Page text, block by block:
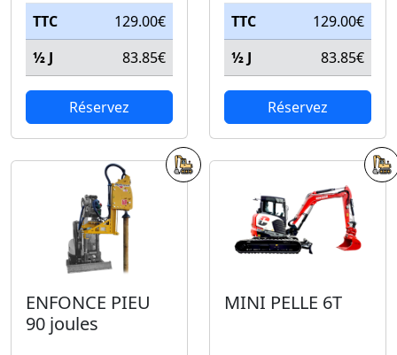
TTC
129.00€
½ J
83.85€
Réservez
TTC
129.00€
½ J
83.85€
Réservez
ENFONCE PIEU
90 joules
MINI PELLE 6T